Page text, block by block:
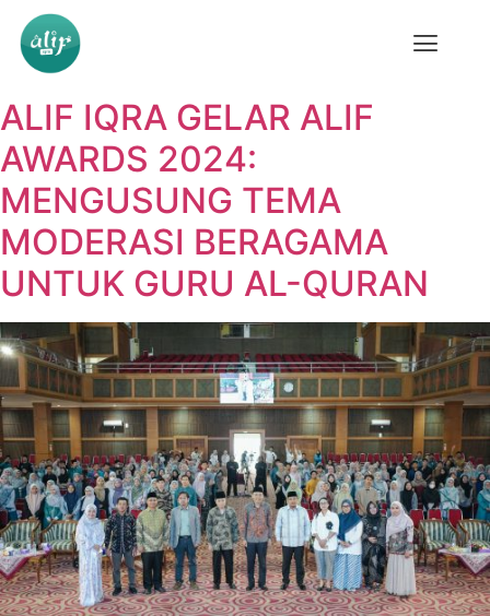
ALIF IQRA GELAR ALIF
AWARDS 2024:
MENGUSUNG TEMA
MODERASI BERAGAMA
UNTUK GURU AL-QURAN